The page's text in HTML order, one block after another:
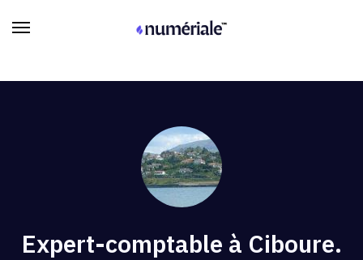
Expert-comptable à Ciboure.